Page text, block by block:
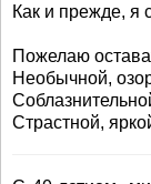
Как и прежде, я
Пожелаю
Необычной,
Страстной,